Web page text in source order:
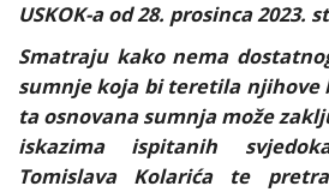
USKOK-a od 28. prosinca 2023.
Smatraju kako nema
sumnje koja bi teretila njihove
ta osnovana sumnja može
iskazima ispitanih
Tomislava Kolarića te